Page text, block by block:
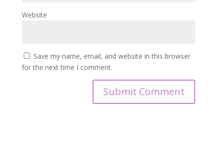
Website
Save my name, email, and website in this browser
for the next time I comment.